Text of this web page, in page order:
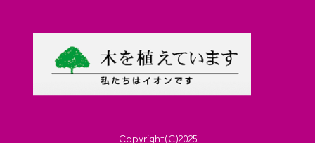
Copyright(C)2025